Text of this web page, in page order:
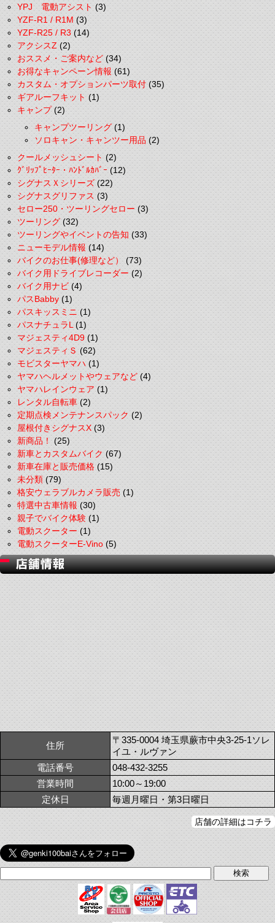
YPJ 電動アシスト(3)
YZF-R1 / R1M(3)
YZF-R25 / R3(14)
アクシスZ(2)
おススメ・ご案内など(34)
お得なキャンペーン情報(61)
カスタム・オプションパーツ取付(35)
ギアルーフキット(1)
キャンプ(2)
キャンプツーリング(1)
ソロキャン・キャンツー用品(2)
クールメッシュシート(2)
ｸﾞﾘｯﾌﾟﾋｰﾀｰ・ﾊﾝﾄﾞﾙｶﾊﾞｰ(12)
シグナスＸシリーズ(22)
シグナスグリファス(3)
セロー250・ツーリングセロー(3)
ツーリング(32)
ツーリングやイベントの告知(33)
ニューモデル情報(14)
バイクのお仕事(修理など）(73)
バイク用ドライブレコーダー(2)
バイク用ナビ(4)
パスBabby(1)
パスキッスミニ(1)
パスナチュラL(1)
マジェスティ4D9(1)
マジェスティＳ(62)
モビスターヤマハ(1)
ヤマハヘルメットやウェアなど(4)
ヤマハレインウェア(1)
レンタル自転車(2)
定期点検メンテナンスパック(2)
屋根付きシグナスX(3)
新商品！(25)
新車とカスタムバイク(67)
新車在庫と販売価格(15)
未分類(79)
格安ウェラブルカメラ販売(1)
特選中古車情報(30)
親子でバイク体験(1)
電動スクーター(1)
電動スクーターE-Vino(5)
住所
〒335-0004 埼玉県蕨市中央3-25-1ソレ
イユ・ルヴァン
電話番号
048-432-3255
営業時間
10:00～19:00
定休日
毎週月曜日・第3日曜日
店舗の詳細はコチラ